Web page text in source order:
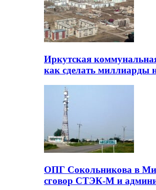
Иркутская
как сделать миллиарды
ОПГ Сокольникова в
сговор СТЭК-М и